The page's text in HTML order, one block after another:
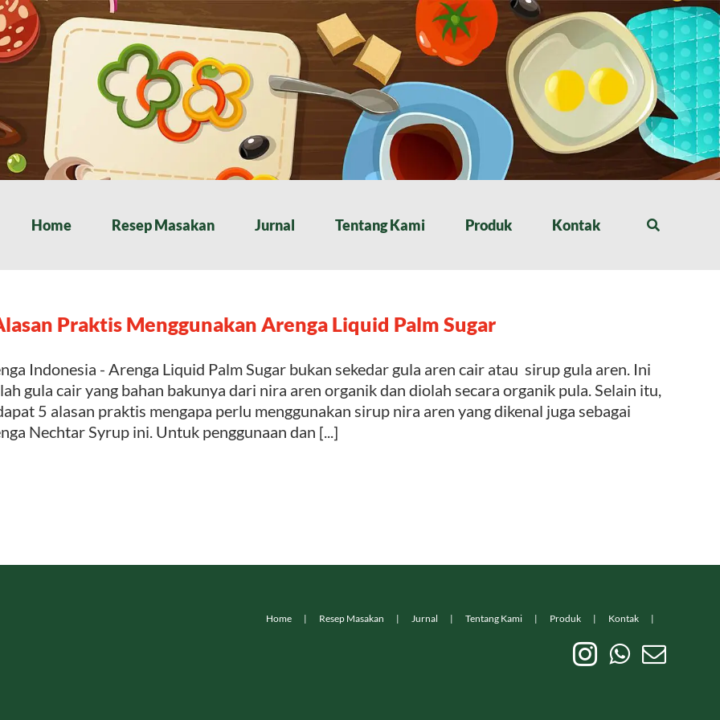
Home Resep Masakan Jurnal Tentang Kami Produk Kontak
Praktis Menggunakan Arenga Liquid Palm Sugar
Indonesia - Arenga Liquid Palm Sugar bukan sekedar gula aren cair atau sirup gula aren. Ini
gula cair yang bahan bakunya dari nira aren organik dan diolah secara organik pula. Selain itu,
5 alasan praktis mengapa perlu menggunakan sirup nira aren yang dikenal juga sebagai
Nechtar Syrup ini. Untuk penggunaan dan [...]
Home Resep Masakan Jurnal Tentang Kami Produk Kontak